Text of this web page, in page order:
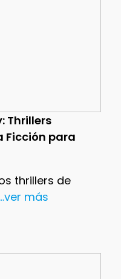
Thrillers
Ficción para
thrillers de
...ver más